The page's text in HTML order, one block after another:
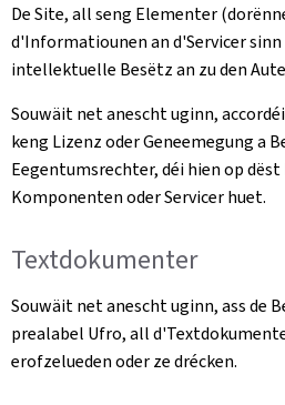
De Site, all seng Elementer
d'Informatiounen an d'Servicer
intellektuelle Besëtz an zu den
Souwäit net anescht uginn,
keng Lizenz oder Geneemegung a
Eegentumsrechter, déi hien op
Komponenten oder Servicer huet.
Textdokumenter
Souwäit net anescht uginn, ass de
prealabel Ufro, all
erofzelueden oder ze drécken.